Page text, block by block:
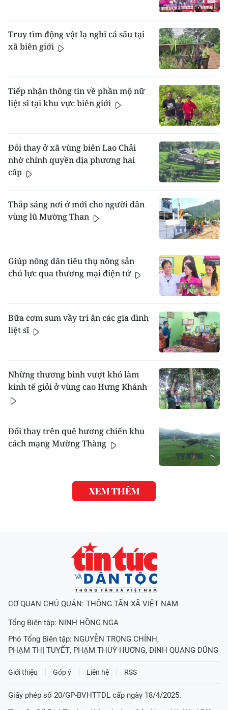
Truy tìm động vật lạ nghi cá sấu tại
xã biên giới
Tiếp nhận thông tin về phần mộ nữ
liệt sĩ tại khu vực biên giới
Đổi thay ở xã vùng biên Lao Chải
nhờ chính quyền địa phương hai
cấp
Thắp sáng nơi ở mới cho người dân
vùng lũ Mường Than
Giúp nông dân tiêu thụ nông sản
chủ lực qua thương mại điện tử
Bữa cơm sum vầy tri ân các gia đình
liệt sĩ
Những thương binh vượt khó làm
kinh tế giỏi ở vùng cao Hưng Khánh
Đổi thay trên quê hương chiến khu
cách mạng Mường Thàng
XEM THÊM
CƠ QUAN CHỦ QUẢN: THÔNG TẤN XÃ VIỆT NAM
Tổng Biên tập: NINH HỒNG NGA
Phó Tổng Biên tập: NGUYỄN TRỌNG CHÍNH,
PHẠM THỊ TUYẾT, PHẠM THUỲ HƯƠNG, ĐINH QUANG DŨNG
Giới thiệu Góp ý Liên hệ RSS
Giấy phép số 20/GP-BVHTTDL cấp ngày 18/4/2025.